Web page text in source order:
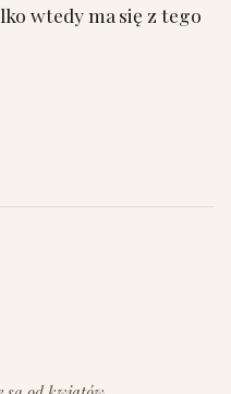
wtedy ma się z tego